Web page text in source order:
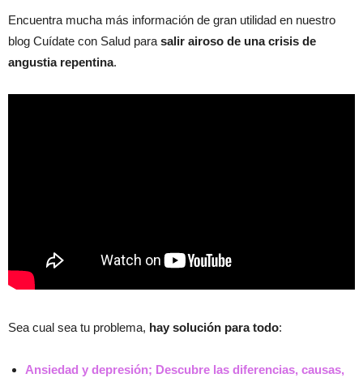
Encuentra mucha más información de gran utilidad en nuestro
blog Cuídate con Salud para salir airoso de una crisis de
angustia repentina.
Sea cual sea tu problema, hay solución para todo:
Ansiedad y depresión; Descubre las diferencias, causas,